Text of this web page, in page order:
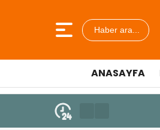
Haber ara...
ANASAYFA